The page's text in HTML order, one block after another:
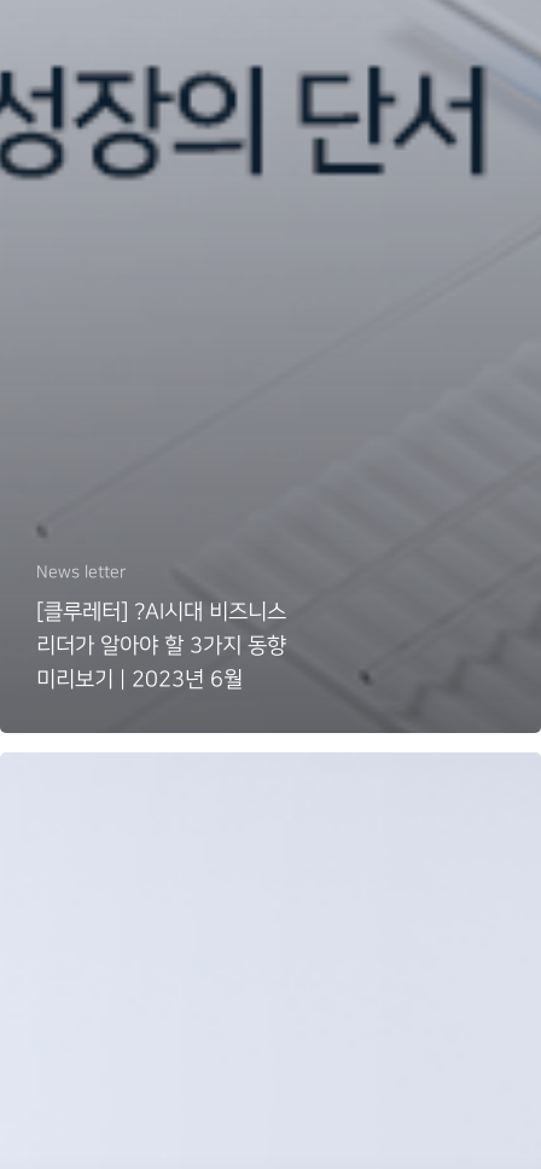
News letter
[클루레터] ?AI시대 비즈니스
리더가 알아야 할 3가지 동향
미리보기 | 2023년 6월